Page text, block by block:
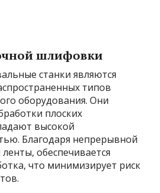
шлифовки
станки являются
типов
оборудования. Они
плоских
высокой
Благодаря непрерывной
обеспечивается
что минимизирует риск